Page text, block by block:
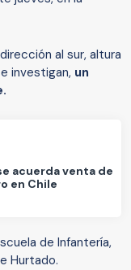
al sur, altura
investigan, un
acuerda venta de
en Chile
de Infantería,
Hurtado.